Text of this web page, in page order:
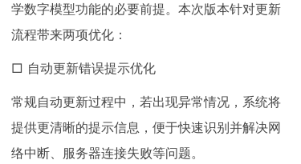
学数字模型功能的必要前提。本次版本针对更新
流程带来两项优化：
□ 自动更新错误提示优化
常规自动更新过程中，若出现异常情况，系统将
提供更清晰的提示信息，便于快速识别并解决网
络中断、服务器连接失败等问题。